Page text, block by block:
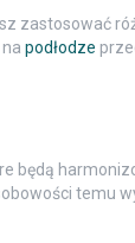
zastosować
podłodze
będą
temu